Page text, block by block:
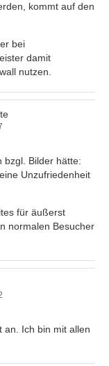
kommt auf den
bei
damit
nutzen.
bzgl. Bilder hätte:
Unzufriedenheit
für äußerst
normalen Besucher
an. Ich bin mit allen